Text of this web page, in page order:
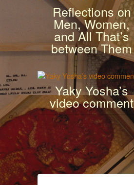
Reflections on
Men, Women,
and All That’s
between Them
Yaky Yosha’s
video comment